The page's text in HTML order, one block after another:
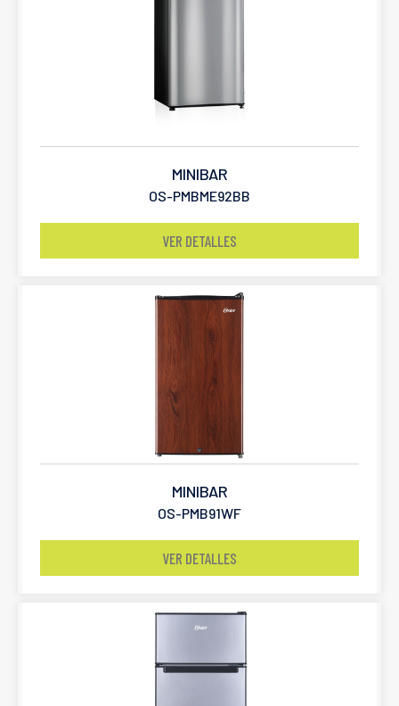
MINIBAR
OS-PMBME92BB
VER DETALLES
MINIBAR
OS-PMB91WF
VER DETALLES